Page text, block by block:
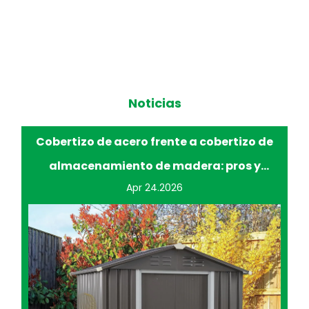
Noticias
a cobertizo de
madera: pros y
Mejorar la comodidad y la
jardinería con bancos